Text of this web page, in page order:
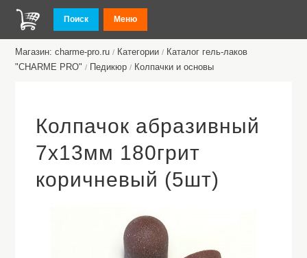
Поиск Меню
Магазин: charme-pro.ru / Категории / Каталог гель-лаков
"CHARME PRO" / Педикюр / Колпачки и основы
Колпачок абразивный
7х13мм 180грит
коричневый (5шт)